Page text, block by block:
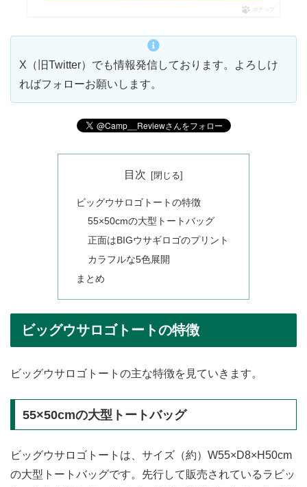
ポチップ
X（旧Twitter）でも情報発信しております。よろしけ
ればフォローお願いします。
目次
ビッグウサロゴトートの特徴
55×50cmの大型トートバッグ
正面はBIGウサギロゴのプリント
カラフルな5色展開
まとめ
ビッグウサロゴトートの特徴
ビッグウサロゴトートの主な特徴を見ていきます。
55×50cmの大型トートバッグ
ビッグウサロゴトートは、サイズ（約）W55×D8×H50cm
の大型トートバッグです。先行して販売されているラビッ